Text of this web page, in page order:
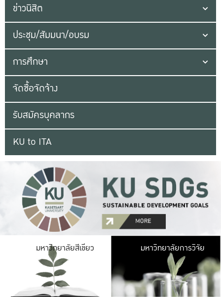
ข่าวนิสิต
ประชุม/สัมมนา/อบรม
การศึกษา
จัดซื้อจัดจ้าง
รับสมัครบุคลากร
KU to ITA
มหาวิทยาลัยสีเขียว มหาวิ
มีพื้นที่เขียวสดใส
เป็นป่าในเมือง เกษต
มหาวิทยาลัยการวิจัย